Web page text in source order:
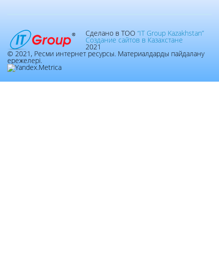
Сделано в ТОО “IT Group Kazakhstan”
Создание сайтов в Казахстане
2021
© 2021, Ресми интернет ресурсы. Материалдарды пайдалану
ережелері.